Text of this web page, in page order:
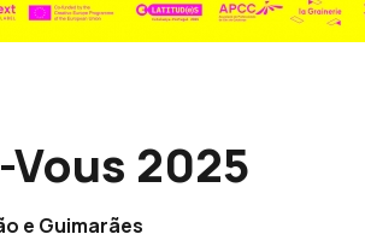
2025
e Guimarães